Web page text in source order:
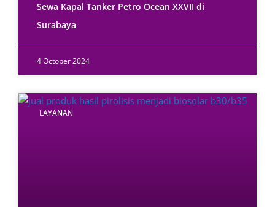
Sewa Kapal Tanker Petro Ocean XXVII di
Surabaya
4 October 2024
LAYANAN